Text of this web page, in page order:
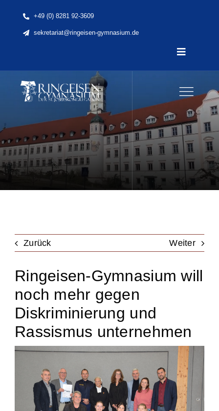
content
+49 (0) 8281 92-3609
sekretariat@ringeisen-gymnasium.de
Toggle
Unsere Schule
Schule & Unterricht
Unterstützung
Kontakt & Anfahrt
Stellen
Zurück Weiter
Ringeisen-Gymnasium will
noch mehr gegen
Diskriminierung und
Rassismus unternehmen